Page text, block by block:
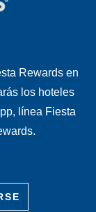
Rewards en
los hoteles
línea Fiesta